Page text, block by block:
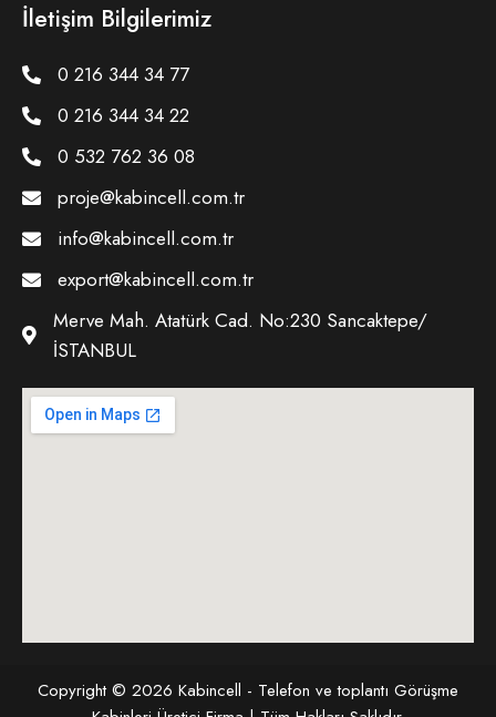
İletişim Bilgilerimiz
0 216 344 34 77
0 216 344 34 22
0 532 762 36 08
proje@kabincell.com.tr
info@kabincell.com.tr
export@kabincell.com.tr
Merve Mah. Atatürk Cad. No:230 Sancaktepe/
İSTANBUL
Copyright © 2026 Kabincell - Telefon ve toplantı Görüşme